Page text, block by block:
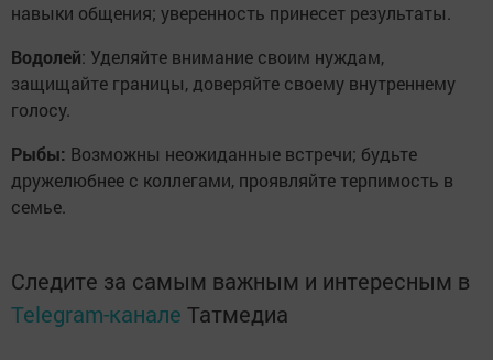
навыки общения; уверенность принесет результаты.
Водолей: Уделяйте внимание своим нуждам,
защищайте границы, доверяйте своему внутреннему
голосу.
Рыбы: Возможны неожиданные встречи; будьте
дружелюбнее с коллегами, проявляйте терпимость в
семье.
Следите за самым важным и интересным в
Telegram-канале Татмедиа